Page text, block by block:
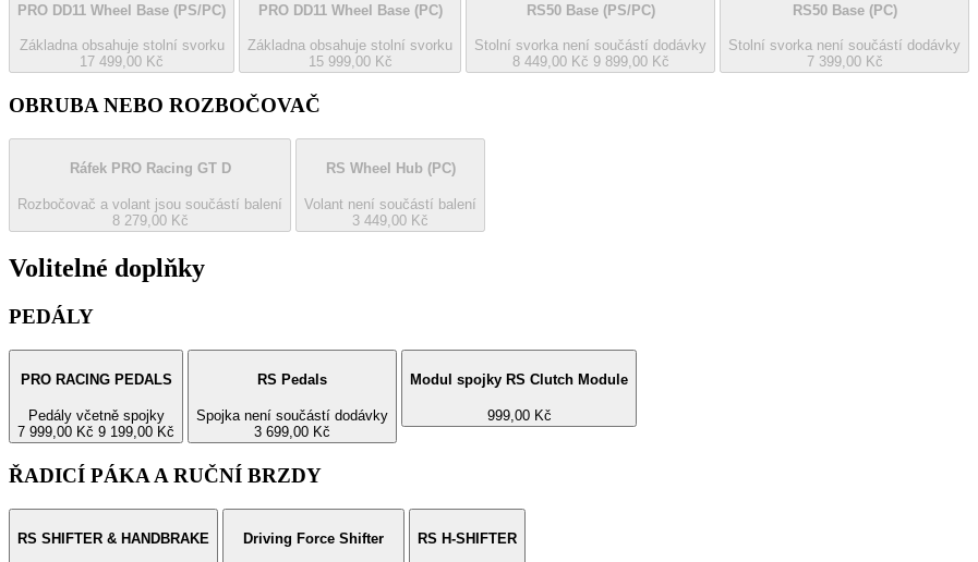
PRO DD11 Wheel Base (PS/PC)
Základna obsahuje stolní svorku
17 499,00 Kč
PRO DD11 Wheel Base (PC)
Základna obsahuje stolní svorku
15 999,00 Kč
RS50 Base (PS/PC)
Stolní svorka není součástí dodávky
8 449,00 Kč 9 899,00 Kč
RS50 Base (PC)
Stolní svorka není součástí dodávky
7 399,00 Kč
OBRUBA NEBO ROZBOČOVAČ
Ráfek PRO Racing GT D
Rozbočovač a volant jsou součástí balení
8 279,00 Kč
RS Wheel Hub (PC)
Volant není součástí balení
3 449,00 Kč
Volitelné doplňky
PEDÁLY
PRO RACING PEDALS
Pedály včetně spojky
7 999,00 Kč 9 199,00 Kč
RS Pedals
Spojka není součástí dodávky
3 699,00 Kč
Modul spojky RS Clutch Module
999,00 Kč
ŘADICÍ PÁKA A RUČNÍ BRZDY
RS SHIFTER & HANDBRAKE Driving Force Shifter RS H-SHIFTER